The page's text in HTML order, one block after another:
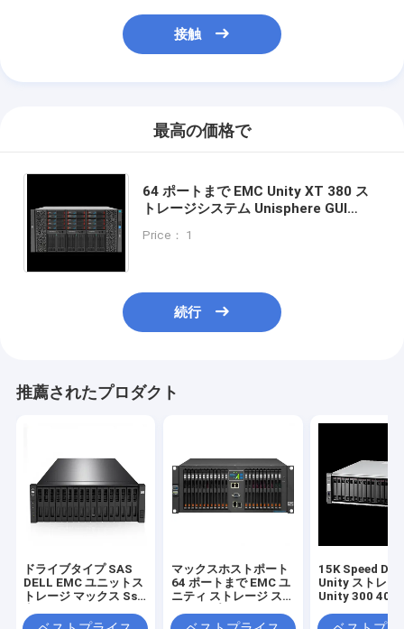
接触
最高の価格で
64 ポートまで EMC Unity XT 380 ス
トレージシステム Unisphere GUI
イス データ管理を提供する
Price： 1
続行
推薦されたプロダクト
ドライブタイプ SAS
DELL EMC ユニットス
トレージ マックス Ssd
ストポート 最大 64 ポ
マックスホストポート
64 ポートまで EMC ユ
ニティ ストレージ スト
ム 無事にデータ アクセ
15K Speed
Unity ストレー
Unity 300 400
SSD 容量